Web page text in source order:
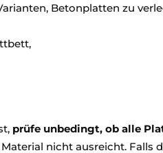
Betonplatten zu
prüfe unbedingt, ob alle
nicht ausreicht. Falls